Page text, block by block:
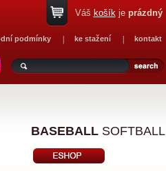
podmínky ke stažení kontakt
Váš košíkje prázdný
BASEBALLSOFTBALL